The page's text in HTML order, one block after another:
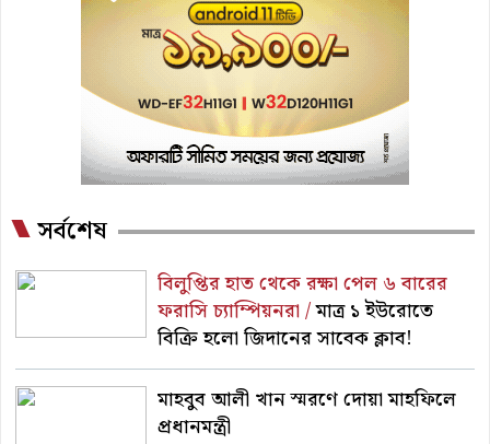
সর্বশেষ
বিলুপ্তির হাত থেকে রক্ষা পেল ৬ বারের
ফরাসি চ্যাম্পিয়নরা /মাত্র ১ ইউরোতে
বিক্রি হলো জিদানের সাবেক ক্লাব!
মাহবুব আলী খান স্মরণে দোয়া মাহফিলে
প্রধানমন্ত্রী